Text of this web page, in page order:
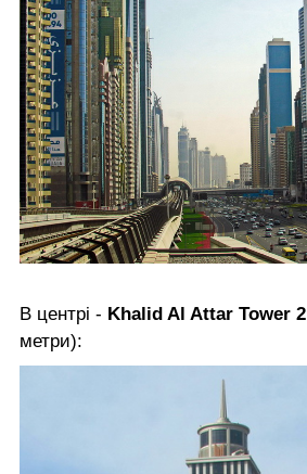
В центрі - Khalid Al Attar Tower 2
метри):